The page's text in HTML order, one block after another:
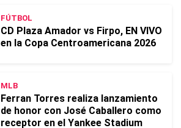
FÚTBOL
CD Plaza Amador vs Firpo, EN VIVO
en la Copa Centroamericana 2026
MLB
Ferran Torres realiza lanzamiento
de honor con José Caballero como
receptor en el Yankee Stadium